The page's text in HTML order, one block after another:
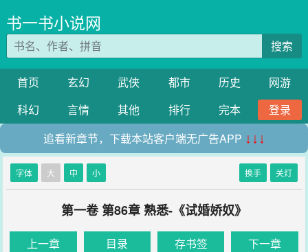
书一书小说网
搜索
首页 玄幻 武侠 都市 历史
网游
科幻
言情 其他 排行 完本
登录
追看新章节，下载本站客户端无广告APP ↓↓↓
字体 大 中 小 换手 关灯
第一卷 第86章 熟悉-《试婚娇奴》
上一章 目录 存书签 下一章